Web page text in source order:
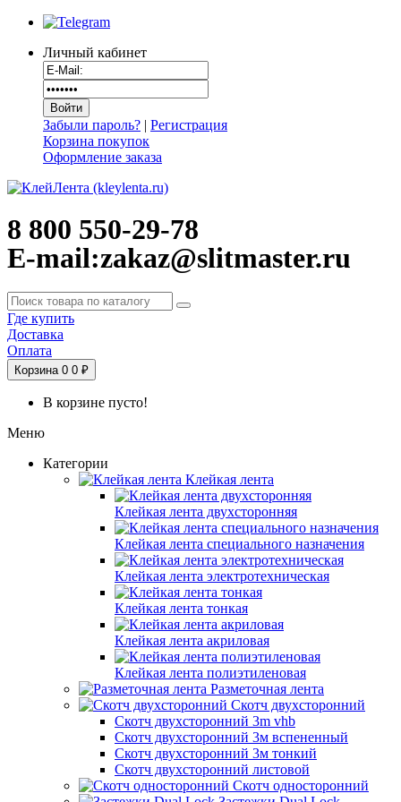
Личный кабинет
Забыли пароль? | Регистрация
Корзина покупок
Оформление заказа
8 800 550-29-78
E-mail:zakaz@slitmaster.ru
Где купить
Доставка
Оплата
Корзина 0 0 ₽
В корзине пусто!
Меню
Категории
Клейкая лента
Клейкая лента двухсторонняя
Клейкая лента специального назначения
Клейкая лента электротехническая
Клейкая лента тонкая
Клейкая лента акриловая
Клейкая лента полиэтиленовая
Разметочная лента
Скотч двухсторонний
Скотч двухсторонний 3m vhb
Скотч двухсторонний 3м вспененный
Скотч двухсторонний 3м тонкий
Скотч двухсторонний листовой
Скотч односторонний